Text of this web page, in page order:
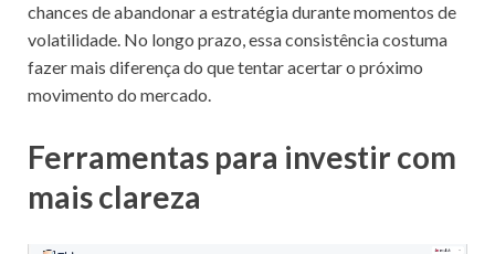
chances de abandonar a estratégia durante momentos de
volatilidade. No longo prazo, essa consistência costuma
fazer mais diferença do que tentar acertar o próximo
movimento do mercado.
Ferramentas para investir com
mais clareza